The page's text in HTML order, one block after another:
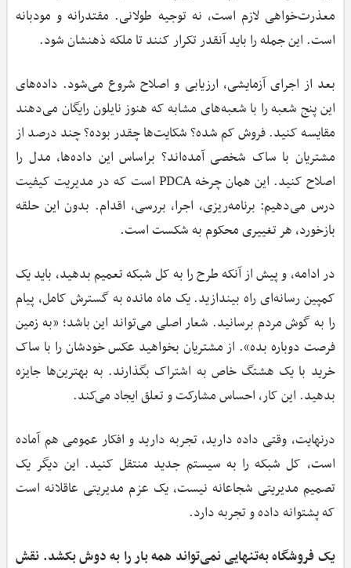
معذرت‌خواهی لازم است، نه توجیه طولانی. مقتدرانه و مودبانه
است. این جمله را باید آنقدر تکرار کنند تا ملکه ذهنشان شود.
بعد از اجرای آزمایشی، ارزیابی و اصلاح شروع می‌شود. داده‌های
این پنج شعبه را با شعبه‌های مشابه که هنوز نایلون رایگان می‌دهند
مقایسه کنید. فروش کم شده؟ شکایت‌ها چقدر بوده؟ چند درصد از
مشتریان با ساک شخصی آمده‌اند؟ براساس این داده‌ها، مدل را
اصلاح کنید. این همان چرخه PDCA است که در مدیریت کیفیت
درس می‌دهیم: برنامه‌ریزی، اجرا، بررسی، اقدام. بدون این حلقه
بازخورد، هر تغییری محکوم به شکست است.
در ادامه، و پیش از آنکه طرح را به کل شبکه تعمیم بدهید، باید یک
کمپین رسانه‌ای راه بیندازید. یک ماه مانده به گسترش کامل، پیام
را به گوش مردم برسانید. شعار اصلی می‌تواند این باشد؛ «به زمین
فرصت دوباره بده». از مشتریان بخواهید عکس خودشان را با ساک
خرید با یک هشتگ خاص به اشتراک بگذارند. به بهترین‌ها جایزه
بدهید. این کار، احساس مشارکت و تعلق ایجاد می‌کند.
درنهایت، وقتی داده دارید، تجربه دارید و افکار عمومی هم آماده
است، کل شبکه را به سیستم جدید منتقل کنید. این دیگر یک
تصمیم مدیریتی شجاعانه نیست، یک عزم مدیریتی عاقلانه است
که پشتوانه داده و تجربه دارد.
یک فروشگاه به‌تنهایی نمی‌تواند همه بار را به دوش بکشد. نقش